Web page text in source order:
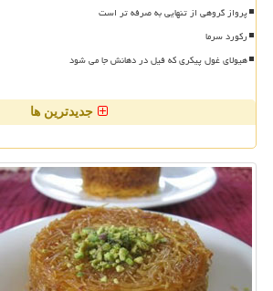
پرواز گروهی از تنهایی به صرفه تر است
رکورد سرما
هیولای غول پیکری که فیل در دهانش جا می شود
جدیدترین ها